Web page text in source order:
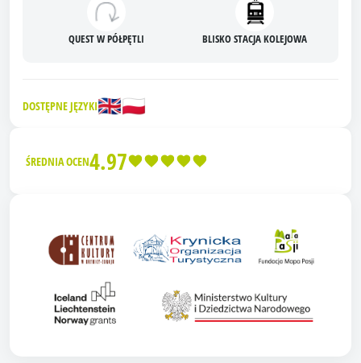
QUEST W PÓŁPĘTLI BLISKO STACJA KOLEJOWA
DOSTĘPNE JĘZYKI🇬🇧🇵🇱
ŚREDNIA OCEN4.97